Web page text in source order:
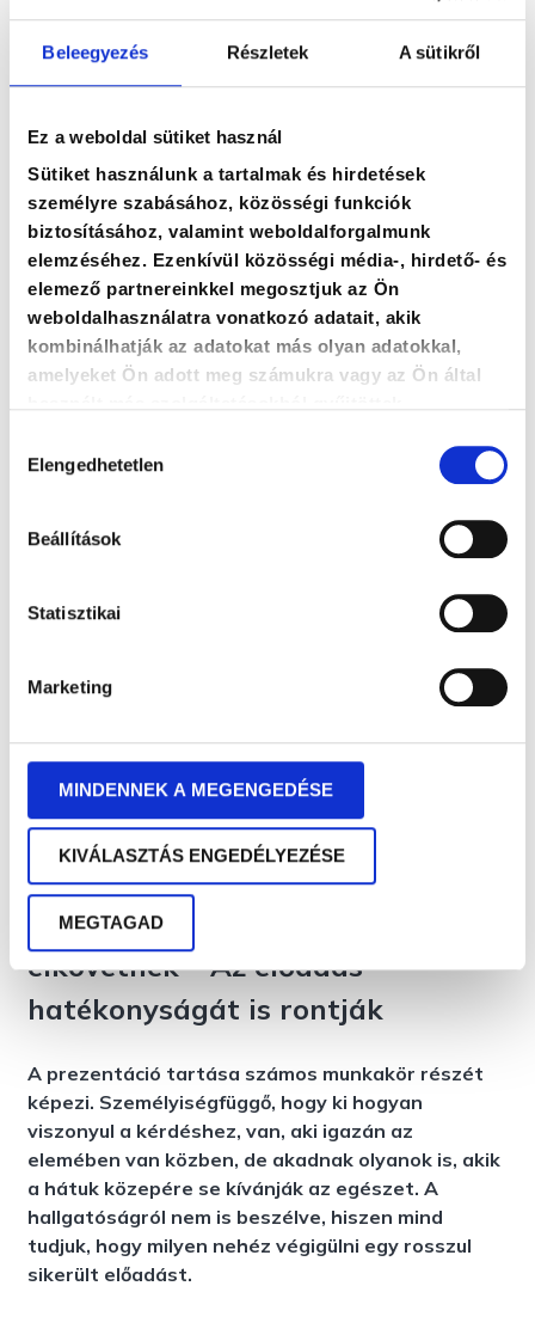
Beleegyezés Részletek A sütikről
Ez a weboldal sütiket használ
Sütiket használunk a tartalmak és hirdetések
személyre szabásához, közösségi funkciók
biztosításához, valamint weboldalforgalmunk
elemzéséhez. Ezenkívül közösségi média-, hirdető- és
elemező partnereinkkel megosztjuk az Ön
weboldalhasználatra vonatkozó adatait, akik
kombinálhatják az adatokat más olyan adatokkal,
amelyeket Ön adott meg számukra vagy az Ön által
kiválasztása
Elengedhetetlen
Beállítások
Statisztikai
Marketing
MINDENNEK A MEGENGEDÉSE
KIVÁLASZTÁS ENGEDÉLYEZÉSE
MEGTAGAD
Izgalmas prezentáció témák: 5
hatásos történetmesélési
technika, ami leköti a
hallgatóság figyelmét
Egy prezentációnak többféle küldetése is lehet: a
beszélő célul tűzheti ki a hallgatóság inspirálását,
informálását és meggyőzését is. Ugyanakkor az
előadás könnyen kudarcba fullad, ha nem képes
felkelteni és fenntartani a jelenlévők figyelmét. Ez
nem könnyű feladat, az izgalmas prezentációs
témákon túl a leghatásosabb történetmesélési
ELŐADÁS KOMMUNIKÁCIÓ PREZENTÁCIÓ
A 6 leggyakoribb hiba, amit
prezentáció közben sokan
elkövetnek – Az előadás
hatékonyságát is rontják
A prezentáció tartása számos munkakör részét
képezi. Személyiségfüggő, hogy ki hogyan
viszonyul a kérdéshez, van, aki igazán az
elemében van közben, de akadnak olyanok is, akik
a hátuk közepére se kívánják az egészet. A
hallgatóságról nem is beszélve, hiszen mind
tudjuk, hogy milyen nehéz végigülni egy rosszul
sikerült előadást.